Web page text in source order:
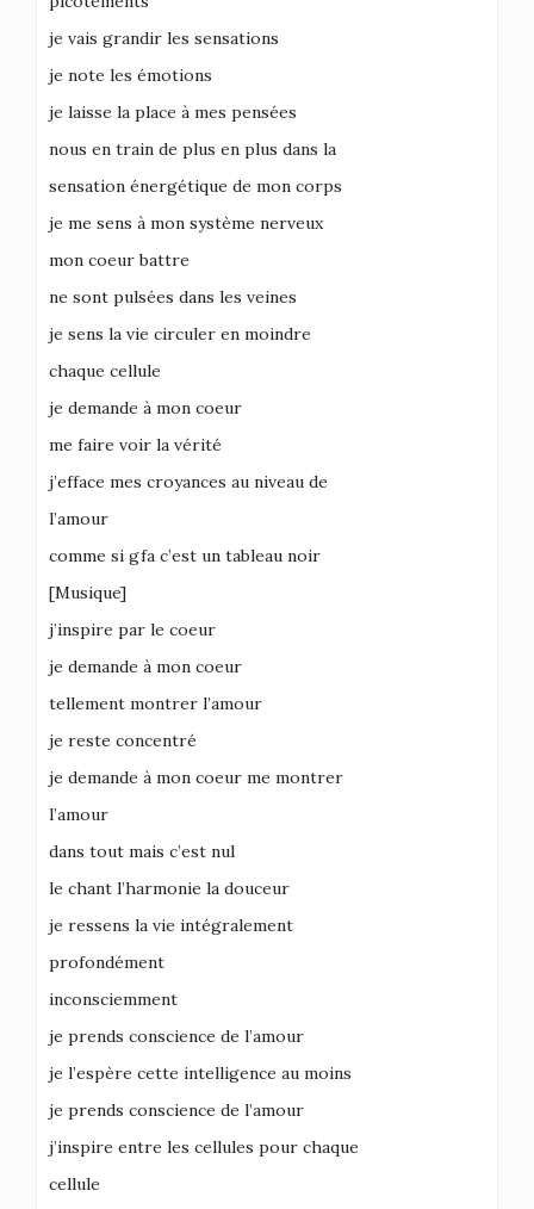
je vais grandir les sensations
je note les émotions
je laisse la place à mes pensées
nous en train de plus en plus dans la
sensation énergétique de mon corps
je me sens à mon système nerveux
mon coeur battre
ne sont pulsées dans les veines
je sens la vie circuler en moindre
chaque cellule
je demande à mon coeur
me faire voir la vérité
j’efface mes croyances au niveau de
l’amour
comme si gfa c’est un tableau noir
[Musique]
j’inspire par le coeur
je demande à mon coeur
tellement montrer l’amour
je reste concentré
je demande à mon coeur me montrer
l’amour
dans tout mais c’est nul
le chant l’harmonie la douceur
je ressens la vie intégralement
profondément
inconsciemment
je prends conscience de l’amour
je l’espère cette intelligence au moins
je prends conscience de l’amour
j’inspire entre les cellules pour chaque
cellule